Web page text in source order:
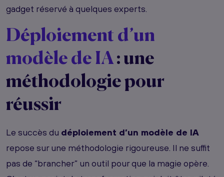
gadget réservé à quelques experts.
Déploiement d’un
modèle de IA: une
méthodologie pour
réussir
Le succès du déploiement d’un modèle de IA
repose sur une méthodologie rigoureuse. Il ne suffit
pas de “brancher” un outil pour que la magie opère.